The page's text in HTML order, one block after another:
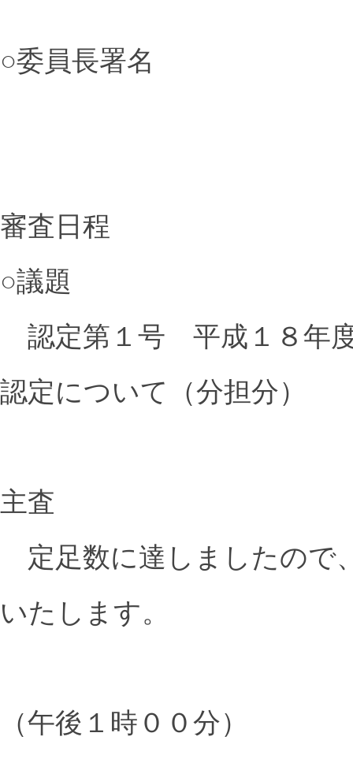
○委員長署名
審査日程
○議題
認定第１号 平成１８年
認定について（分担分）
主査
定足数に達しましたので
いたします。
（午後１時００分）